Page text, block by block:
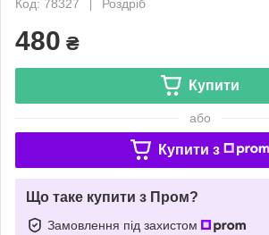
Код: 78327
Роздріб
480 ₴
Купити
або
Купити з
Що таке купити з Пром?
Замовлення під захистом